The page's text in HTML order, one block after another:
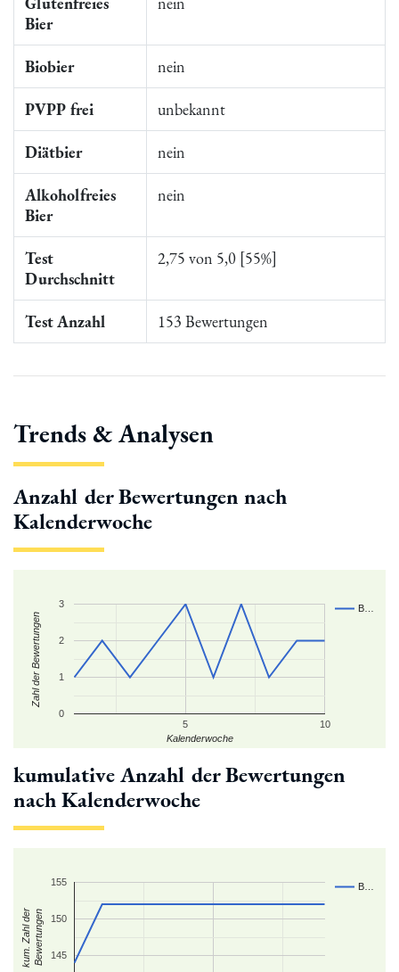
Bier
Biobier nein
PVPP frei unbekannt
Diätbier nein
Alkoholfreies
Bier
nein
Test
Durchschnitt
2,75 von 5,0 [55%]
Test Anzahl 153 Bewertungen
Trends & Analysen
Anzahl der Bewertungen nach
Kalenderwoche
B…
5 10
0
1
2
3
Kalenderwoche
Zahl der Bewertungen
kumulative Anzahl der Bewertungen
nach Kalenderwoche
B…
145
150
155
kum. Zahl derBewertungen